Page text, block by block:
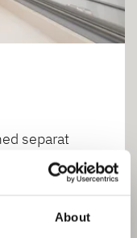
About
separat
mycket
med myggnäts-
• 490 EST